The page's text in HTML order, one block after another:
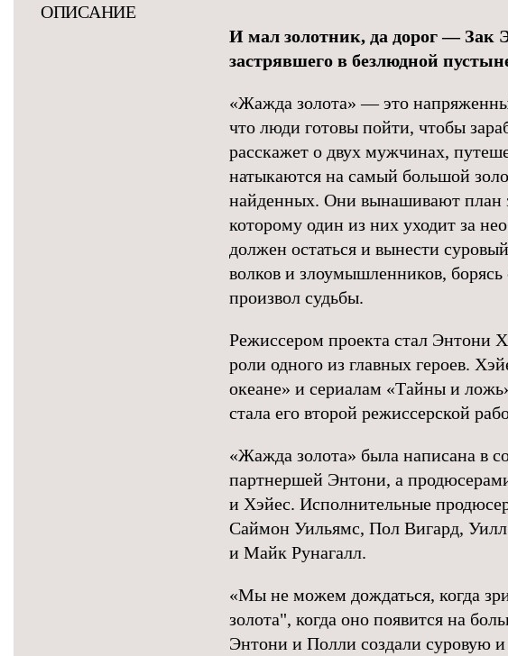
ОПИСАНИЕ
И мал золотник, да дорог— Зак
застрявшего в безлюдной
«Жажда золота» — это
что люди готовы пойти, чтобы
расскажет о двух мужчинах,
натыкаются на самый большой
найденных. Они вынашивают план
которому один из них уходит за
должен остаться и вынести
волков и злоумышленников,
произвол судьбы.
Режиссером проекта стал Энтони
роли одного из главных героев.
океане» и сериалам «Тайны и
стала его второй режиссерской
«Жажда золота» была написана в
партнершей Энтони, а
и Хэйес. Исполнительные
Саймон Уильямс, Пол Вигард,
и Майк Рунагалл.
«Мы не можем дождаться, когда
золота", когда оно появится на
Энтони и Полли создали суровую